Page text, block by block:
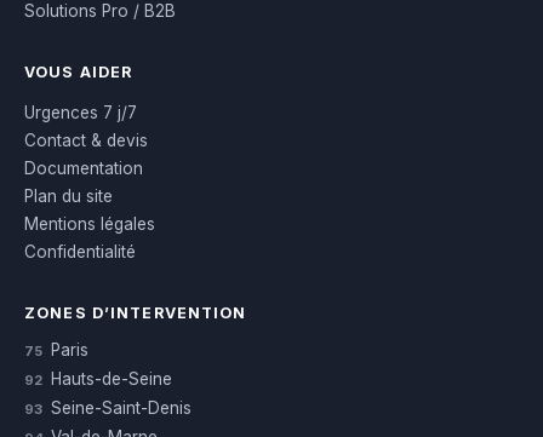
Solutions Pro / B2B
VOUS AIDER
Urgences 7 j/7
Contact & devis
Documentation
Plan du site
Mentions légales
Confidentialité
ZONES D’INTERVENTION
75 Paris
92 Hauts-de-Seine
93 Seine-Saint-Denis